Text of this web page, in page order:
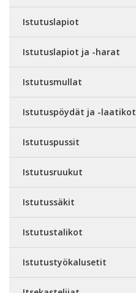
Istutuslapiot
Istutuslapiot ja -harat
Istutusmullat
Istutuspöydät ja -laatikot
Istutuspussit
Istutusruukut
Istutussäkit
Istutustalikot
Istutustyökalusetit